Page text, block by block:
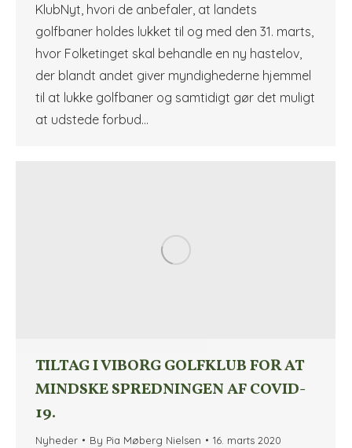
KlubNyt, hvori de anbefaler, at landets
golfbaner holdes lukket til og med den 31. marts,
hvor Folketinget skal behandle en ny hastelov,
der blandt andet giver myndighederne hjemmel
til at lukke golfbaner og samtidigt gør det muligt
at udstede forbud…
TILTAG I VIBORG GOLFKLUB FOR AT
MINDSKE SPREDNINGEN AF COVID-
19.
Nyheder By Pia Møberg Nielsen 16. marts 2020